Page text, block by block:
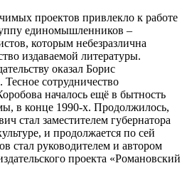
проектов привлекло к работе
единомышленников –
которым небезразлична
издаваемой литературы.
оказал Борис
сотрудничество
началось ещё в бытность
в конце 1990-х. Продолжилось,
стал заместителем губернатора
и продолжается по сей
стал руководителем и автором
проекта «Романовский